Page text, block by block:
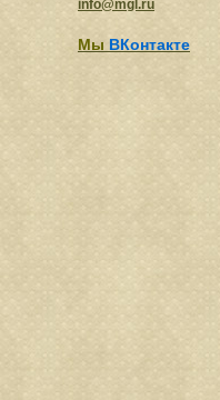
info@mgl.ru
Мы ВКонтакте